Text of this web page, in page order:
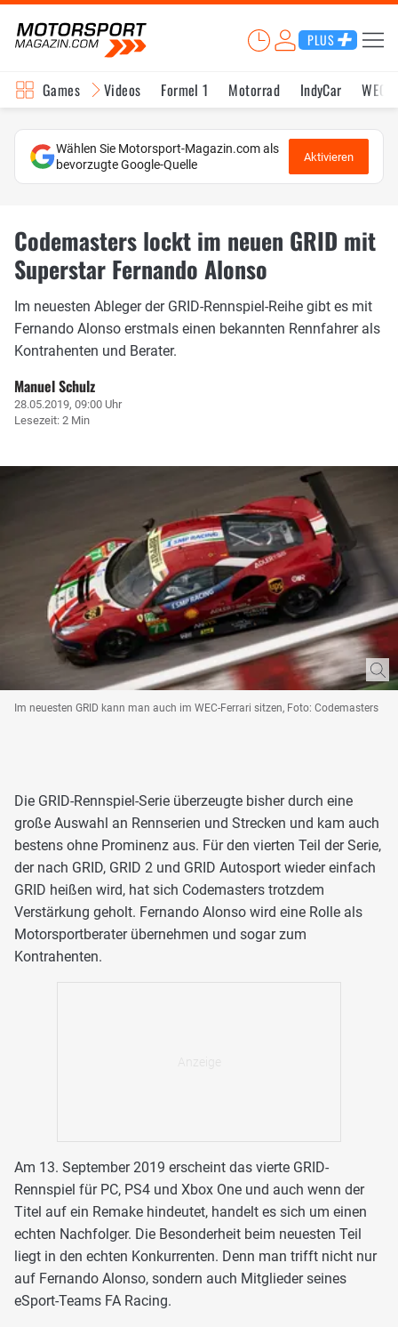
PLUS
Games Videos Formel 1 Motorrad IndyCar WEC
Wählen Sie Motorsport-Magazin.com als
bevorzugte Google-Quelle
Aktivieren
Codemasters lockt im neuen GRID mit
Superstar Fernando Alonso
Im neuesten Ableger der GRID-Rennspiel-Reihe gibt es mit
Fernando Alonso erstmals einen bekannten Rennfahrer als
Kontrahenten und Berater.
Manuel Schulz
28.05.2019, 09:00 Uhr
Lesezeit: 2 Min
Im neuesten GRID kann man auch im WEC-Ferrari sitzen, Foto: Codemasters
Die GRID-Rennspiel-Serie überzeugte bisher durch eine
große Auswahl an Rennserien und Strecken und kam auch
bestens ohne Prominenz aus. Für den vierten Teil der Serie,
der nach GRID, GRID 2 und GRID Autosport wieder einfach
GRID heißen wird, hat sich Codemasters trotzdem
Verstärkung geholt. Fernando Alonso wird eine Rolle als
Motorsportberater übernehmen und sogar zum
Kontrahenten.
Am 13. September 2019 erscheint das vierte GRID-
Rennspiel für PC, PS4 und Xbox One und auch wenn der
Titel auf ein Remake hindeutet, handelt es sich um einen
echten Nachfolger. Die Besonderheit beim neuesten Teil
liegt in den echten Konkurrenten. Denn man trifft nicht nur
auf Fernando Alonso, sondern auch Mitglieder seines
eSport-Teams FA Racing.